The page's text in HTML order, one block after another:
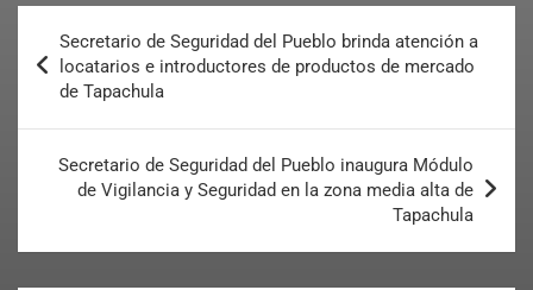
Secretario de Seguridad del Pueblo brinda atención a
locatarios e introductores de productos de mercado
de Tapachula
Secretario de Seguridad del Pueblo inaugura Módulo
de Vigilancia y Seguridad en la zona media alta de
Tapachula